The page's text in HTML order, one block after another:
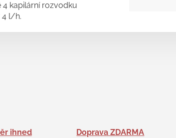
ihned Doprava ZDARMA
kapilární rozvodku
4 l/h.